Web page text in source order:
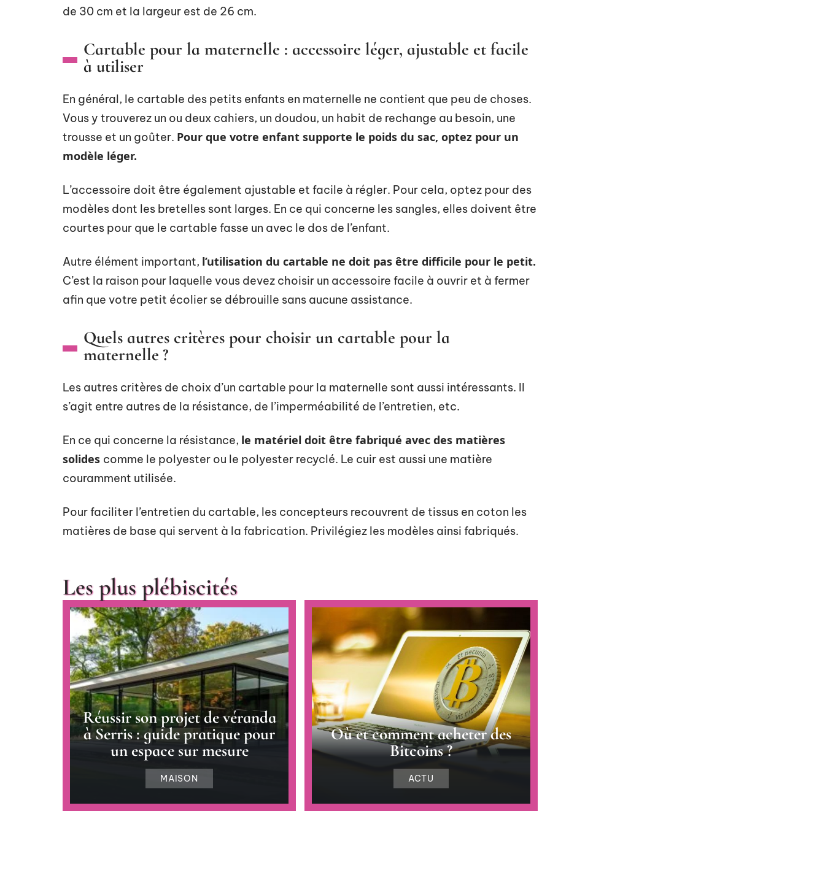
de 30 cm et la largeur est de 26 cm.
Cartable pour la maternelle : accessoire léger, ajustable et facile
à utiliser
En général, le cartable des petits enfants en maternelle ne contient que peu de choses.
Vous y trouverez un ou deux cahiers, un doudou, un habit de rechange au besoin, une
trousse et un goûter. Pour que votre enfant supporte le poids du sac, optez pour un
modèle léger.
L’accessoire doit être également ajustable et facile à régler. Pour cela, optez pour des
modèles dont les bretelles sont larges. En ce qui concerne les sangles, elles doivent être
courtes pour que le cartable fasse un avec le dos de l’enfant.
Autre élément important, l’utilisation du cartable ne doit pas être difficile pour le petit.
C’est la raison pour laquelle vous devez choisir un accessoire facile à ouvrir et à fermer
afin que votre petit écolier se débrouille sans aucune assistance.
Quels autres critères pour choisir un cartable pour la
maternelle ?
Les autres critères de choix d’un cartable pour la maternelle sont aussi intéressants. Il
s’agit entre autres de la résistance, de l’imperméabilité de l’entretien, etc.
En ce qui concerne la résistance, le matériel doit être fabriqué avec des matières
solides comme le polyester ou le polyester recyclé. Le cuir est aussi une matière
couramment utilisée.
Pour faciliter l’entretien du cartable, les concepteurs recouvrent de tissus en coton les
matières de base qui servent à la fabrication. Privilégiez les modèles ainsi fabriqués.
Les plus plébiscités
Réussir son projet de véranda
à Serris : guide pratique pour
un espace sur mesure
MAISON
Où et comment acheter des
Bitcoins ?
ACTU